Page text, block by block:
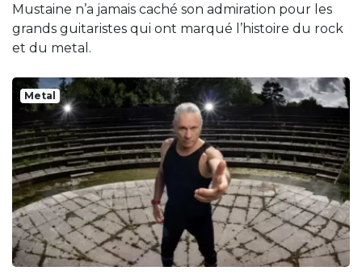
Mustaine n’a jamais caché son admiration pour les
grands guitaristes qui ont marqué l’histoire du rock
et du metal.
Metal